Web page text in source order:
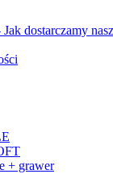
dostarczamy
+ grawer